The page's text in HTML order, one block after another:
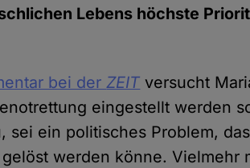
Lebens höchste
bei derZEIT versucht
eingestellt werden
sei ein politisches Problem,
werden könne. Vielmehr